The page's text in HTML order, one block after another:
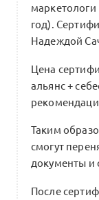
на
3
Курсовая
ВШЭ и
Маркова
1
год).
Надеждой
Цена
альянс +
Таким
смогут
документы и
После